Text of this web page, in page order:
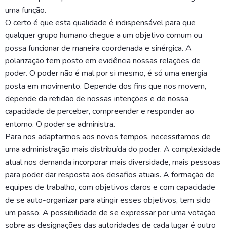
uma função.
O certo é que esta qualidade é indispensável para que
qualquer grupo humano chegue a um objetivo comum ou
possa funcionar de maneira coordenada e sinérgica. A
polarização tem posto em evidência nossas relações de
poder. O poder não é mal por si mesmo, é só uma energia
posta em movimento. Depende dos fins que nos movem,
depende da retidão de nossas intenções e de nossa
capacidade de perceber, compreender e responder ao
entorno. O poder se administra.
Para nos adaptarmos aos novos tempos, necessitamos de
uma administração mais distribuída do poder. A complexidade
atual nos demanda incorporar mais diversidade, mais pessoas
para poder dar resposta aos desafios atuais. A formação de
equipes de trabalho, com objetivos claros e com capacidade
de se auto-organizar para atingir esses objetivos, tem sido
um passo. A possibilidade de se expressar por uma votação
sobre as designações das autoridades de cada lugar é outro